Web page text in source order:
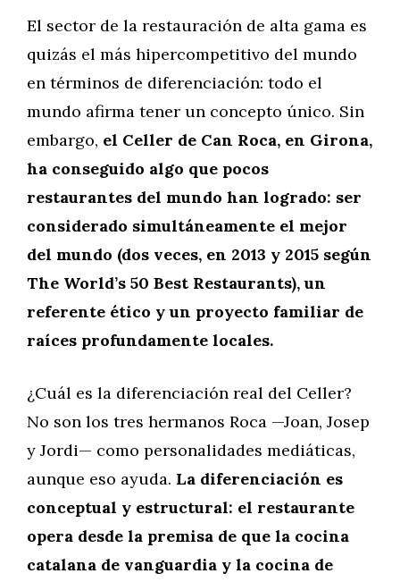
El sector de la restauración de alta gama es
quizás el más hipercompetitivo del mundo
en términos de diferenciación: todo el
mundo afirma tener un concepto único. Sin
embargo, el Celler de Can Roca, en Girona,
ha conseguido algo que pocos
restaurantes del mundo han logrado: ser
considerado simultáneamente el mejor
del mundo (dos veces, en 2013 y 2015 según
The World’s 50 Best Restaurants), un
referente ético y un proyecto familiar de
raíces profundamente locales.
¿Cuál es la diferenciación real del Celler?
No son los tres hermanos Roca —Joan, Josep
y Jordi— como personalidades mediáticas,
aunque eso ayuda. La diferenciación es
conceptual y estructural: el restaurante
opera desde la premisa de que la cocina
catalana de vanguardia y la cocina de